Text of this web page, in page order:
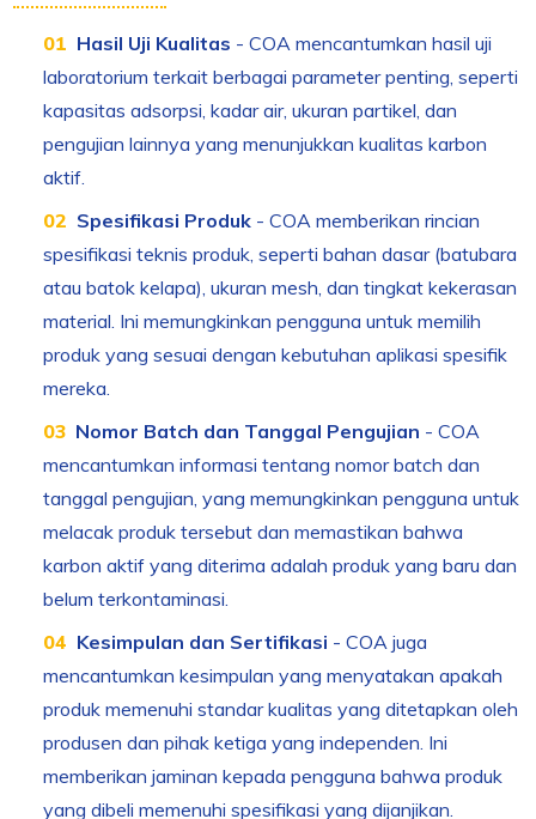
Hasil Uji Kualitas - COA mencantumkan hasil uji
laboratorium terkait berbagai parameter penting, seperti
kapasitas adsorpsi, kadar air, ukuran partikel, dan
pengujian lainnya yang menunjukkan kualitas karbon
aktif.
Spesifikasi Produk - COA memberikan rincian
spesifikasi teknis produk, seperti bahan dasar (batubara
atau batok kelapa), ukuran mesh, dan tingkat kekerasan
material. Ini memungkinkan pengguna untuk memilih
produk yang sesuai dengan kebutuhan aplikasi spesifik
mereka.
Nomor Batch dan Tanggal Pengujian - COA
mencantumkan informasi tentang nomor batch dan
tanggal pengujian, yang memungkinkan pengguna untuk
melacak produk tersebut dan memastikan bahwa
karbon aktif yang diterima adalah produk yang baru dan
belum terkontaminasi.
Kesimpulan dan Sertifikasi - COA juga
mencantumkan kesimpulan yang menyatakan apakah
produk memenuhi standar kualitas yang ditetapkan oleh
produsen dan pihak ketiga yang independen. Ini
memberikan jaminan kepada pengguna bahwa produk
yang dibeli memenuhi spesifikasi yang dijanjikan.